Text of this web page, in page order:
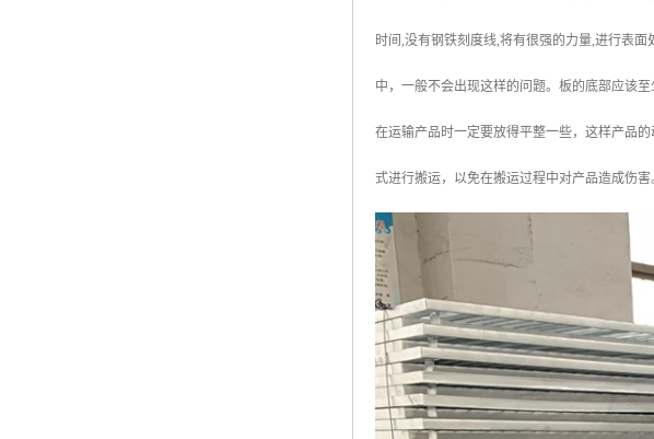
时间,没有钢铁刻度线,将有很强的力量,进行表
中，一般不会出现这样的问题。板的底部应该
在运输产品时一定要放得平整一些，这样产品
式进行搬运，以免在搬运过程中对产品造成伤害